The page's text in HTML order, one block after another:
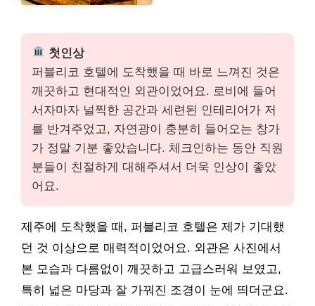
첫인상
퍼블리코 호텔에 도착했을 때 바로 느껴진 것은
깨끗하고 현대적인 외관이었어요. 로비에 들어
서자마자 널찍한 공간과 세련된 인테리어가 저
를 반겨주었고, 자연광이 충분히 들어오는 창가
가 정말 기분 좋았습니다. 체크인하는 동안 직원
분들이 친절하게 대해주셔서 더욱 인상이 좋았
어요.
제주에 도착했을 때, 퍼블리코 호텔은 제가 기대했
던 것 이상으로 매력적이었어요. 외관은 사진에서
본 모습과 다름없이 깨끗하고 고급스러워 보였고,
특히 넓은 마당과 잘 가꿔진 조경이 눈에 띄더군요.